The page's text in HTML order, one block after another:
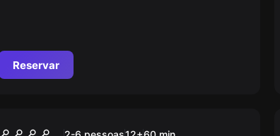
Reservar
The Jungle